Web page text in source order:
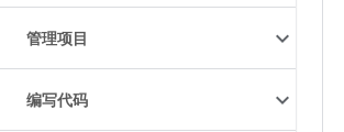
管理项目
编写代码